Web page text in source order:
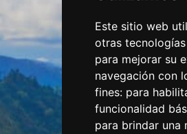
Este sitio web
otras
para mejorar su
navegación con
fines: para
funcionalidad
para brindar una